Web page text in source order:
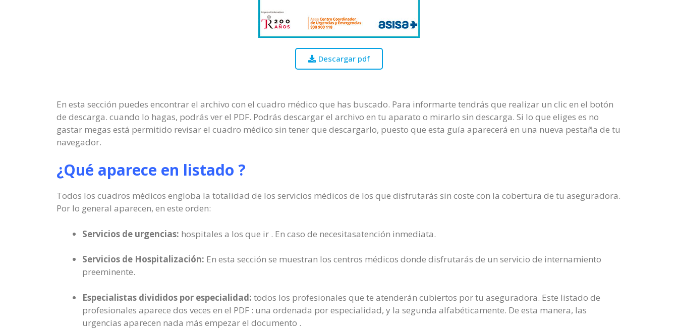
Descargar pdf
En esta sección puedes encontrar el archivo con el cuadro médico que has buscado. Para informarte tendrás que realizar un clic en el botón
de descarga. cuando lo hagas, podrás ver el PDF. Podrás descargar el archivo en tu aparato o mirarlo sin descarga. Si lo que eliges es no
gastar megas está permitido revisar el cuadro médico sin tener que descargarlo, puesto que esta guía aparecerá en una nueva pestaña de tu
navegador.
¿Qué aparece en listado ?
Todos los cuadros médicos engloba la totalidad de los servicios médicos de los que disfrutarás sin coste con la cobertura de tu aseguradora.
Por lo general aparecen, en este orden:
Servicios de urgencias: hospitales a los que ir . En caso de necesitasatención inmediata.
Servicios de Hospitalización: En esta sección se muestran los centros médicos donde disfrutarás de un servicio de internamiento
preeminente.
Especialistas divididos por especialidad: todos los profesionales que te atenderán cubiertos por tu aseguradora. Este listado de
profesionales aparece dos veces en el PDF : una ordenada por especialidad, y la segunda alfabéticamente. De esta manera, las
urgencias aparecen nada más empezar el documento .